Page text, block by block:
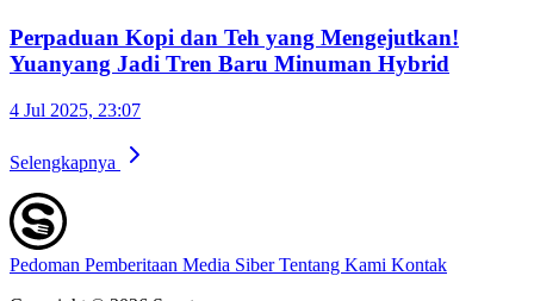
Perpaduan Kopi dan Teh yang Mengejutkan!
Yuanyang Jadi Tren Baru Minuman Hybrid
4 Jul 2025, 23:07
Selengkapnya
Pedoman Pemberitaan Media SiberTentang Kami Kontak